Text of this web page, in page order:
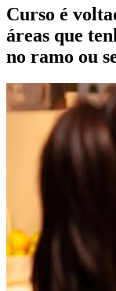
Curso é
áreas que
no ramo ou